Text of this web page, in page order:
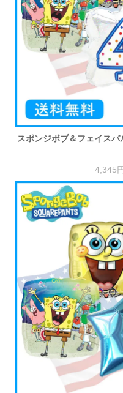
スポンジボブ＆フェイス
4,345